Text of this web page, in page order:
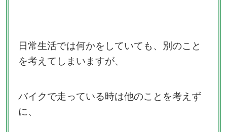
日常生活では何かをしていても、別のこと
を考えてしまいますが、
バイクで走っている時は他のことを考えず
に、